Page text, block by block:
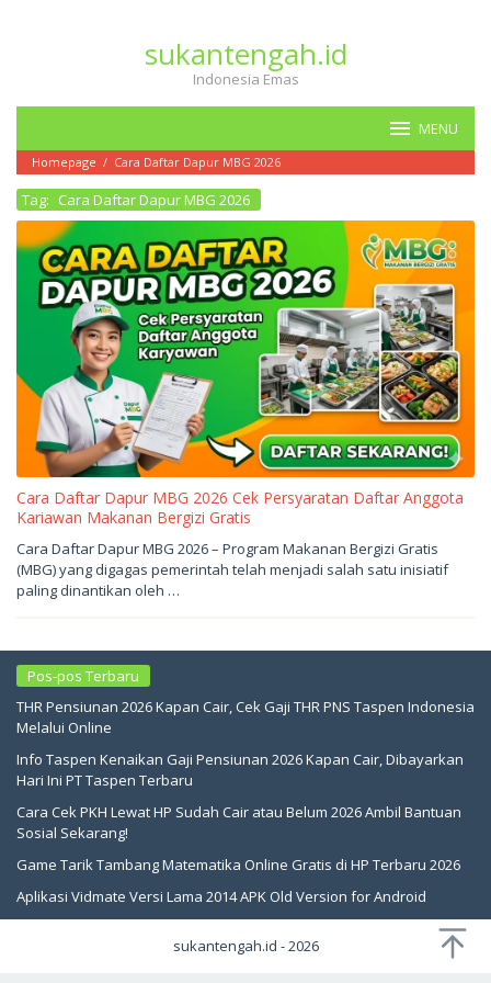
sukantengah.id
Indonesia Emas
MENU
Homepage / Cara Daftar Dapur MBG 2026
Tag: Cara Daftar Dapur MBG 2026
Cara Daftar Dapur MBG 2026 Cek Persyaratan Daftar Anggota
Kariawan Makanan Bergizi Gratis
Mei
16,
2026
oleh
sukantengah
Cara Daftar Dapur MBG 2026 – Program Makanan Bergizi Gratis
(MBG) yang digagas pemerintah telah menjadi salah satu inisiatif
paling dinantikan oleh …
Pos-pos Terbaru
THR Pensiunan 2026 Kapan Cair, Cek Gaji THR PNS Taspen Indonesia
Melalui Online
Info Taspen Kenaikan Gaji Pensiunan 2026 Kapan Cair, Dibayarkan
Hari Ini PT Taspen Terbaru
Cara Cek PKH Lewat HP Sudah Cair atau Belum 2026 Ambil Bantuan
Sosial Sekarang!
Game Tarik Tambang Matematika Online Gratis di HP Terbaru 2026
Aplikasi Vidmate Versi Lama 2014 APK Old Version for Android
sukantengah.id - 2026